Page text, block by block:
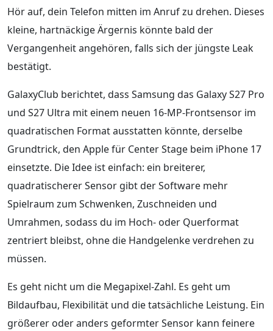
Hör auf, dein Telefon mitten im Anruf zu drehen. Dieses
kleine, hartnäckige Ärgernis könnte bald der
Vergangenheit angehören, falls sich der jüngste Leak
bestätigt.
GalaxyClub berichtet, dass Samsung das Galaxy S27 Pro
und S27 Ultra mit einem neuen 16‑MP-Frontsensor im
quadratischen Format ausstatten könnte, derselbe
Grundtrick, den Apple für Center Stage beim iPhone 17
einsetzte. Die Idee ist einfach: ein breiterer,
quadratischerer Sensor gibt der Software mehr
Spielraum zum Schwenken, Zuschneiden und
Umrahmen, sodass du im Hoch- oder Querformat
zentriert bleibst, ohne die Handgelenke verdrehen zu
müssen.
Es geht nicht um die Megapixel-Zahl. Es geht um
Bildaufbau, Flexibilität und die tatsächliche Leistung. Ein
größerer oder anders geformter Sensor kann feinere